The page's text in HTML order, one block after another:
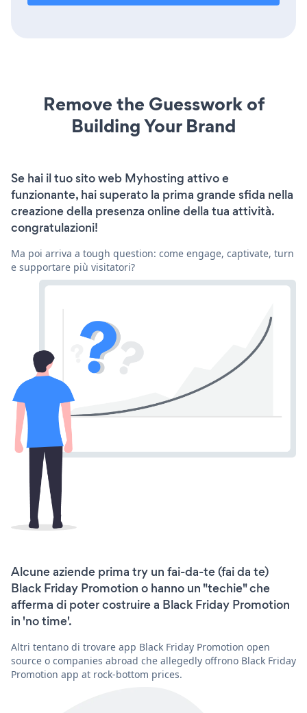
Remove the Guesswork of
Building Your Brand
Se hai il tuo sito web Myhosting attivo e
funzionante, hai superato la prima grande sfida nella
creazione della presenza online della tua attività.
congratulazioni!
Ma poi arriva a tough question: come engage, captivate, turn
e supportare più visitatori?
Alcune aziende prima try un fai-da-te (fai da te)
Black Friday Promotion o hanno un "techie" che
afferma di poter costruire a Black Friday Promotion
in 'no time'.
Altri tentano di trovare app Black Friday Promotion open
source o companies abroad che allegedly offrono Black Friday
Promotion app at rock-bottom prices.